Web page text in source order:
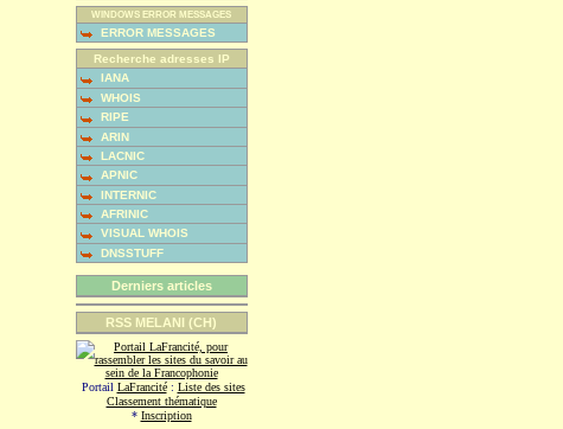
WINDOWS ERROR MESSAGES
ERROR MESSAGES
Recherche adresses IP
IANA
WHOIS
RIPE
ARIN
LACNIC
APNIC
INTERNIC
AFRINIC
VISUAL WHOIS
DNSSTUFF
Derniers articles
RSS MELANI (CH)
Portail LaFrancité: Liste des sites
Classement thématique
* Inscription